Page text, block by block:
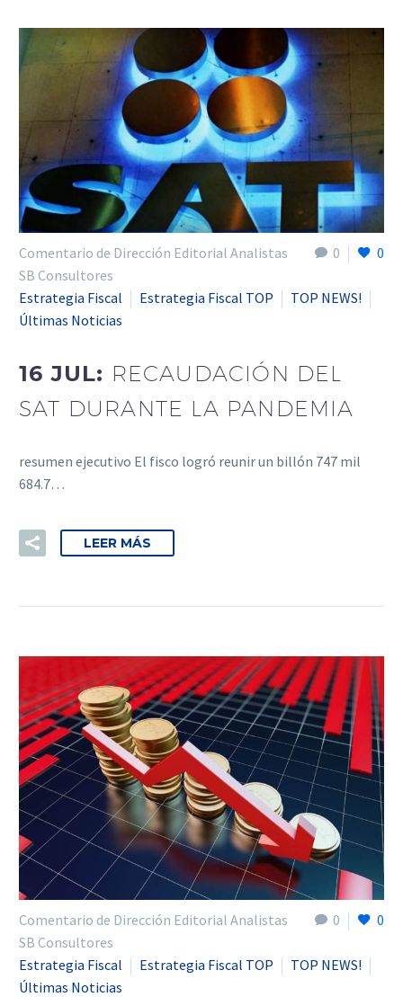
0 0
Comentario de Dirección Editorial Analistas
SB Consultores
Estrategia Fiscal
Estrategia Fiscal TOP
TOP NEWS!
Últimas Noticias
16 JUL: RECAUDACIÓN DEL
SAT DURANTE LA PANDEMIA
resumen ejecutivo El fisco logró reunir un billón 747 mil
684.7…
LEER MÁS
0 0
Comentario de Dirección Editorial Analistas
SB Consultores
Estrategia Fiscal
Estrategia Fiscal TOP
TOP NEWS!
Últimas Noticias